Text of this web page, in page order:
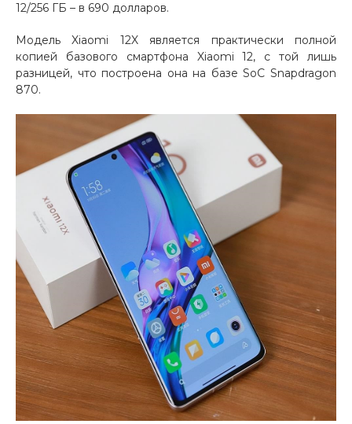
раз в 2 недели
12/256 ГБ – в 690 долларов.
Модель Xiaomi 12X является практически полной
копией базового смартфона Xiaomi 12, с той лишь
разницей, что построена она на базе SoC Snapdragon
870.